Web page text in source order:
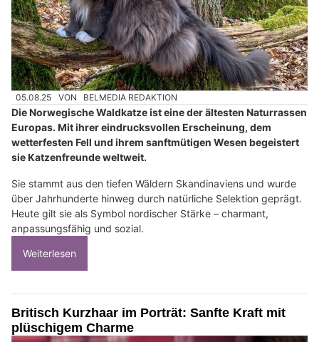
05.08.25 VON BELMEDIA REDAKTION
Die Norwegische Waldkatze ist eine der ältesten Naturrassen
Europas. Mit ihrer eindrucksvollen Erscheinung, dem
wetterfesten Fell und ihrem sanftmütigen Wesen begeistert
sie Katzenfreunde weltweit.
Sie stammt aus den tiefen Wäldern Skandinaviens und wurde
über Jahrhunderte hinweg durch natürliche Selektion geprägt.
Heute gilt sie als Symbol nordischer Stärke – charmant,
anpassungsfähig und sozial.
Weiterlesen
Britisch Kurzhaar im Porträt: Sanfte Kraft mit
plüschigem Charme